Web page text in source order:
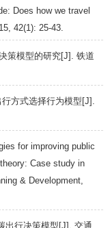
Does how we travel
, 42(1): 25-43.
策模型的研究[J]. 铁道
方式选择行为模型[J].
for improving public
Case study in
& Development,
出行决策模型[J]. 交通